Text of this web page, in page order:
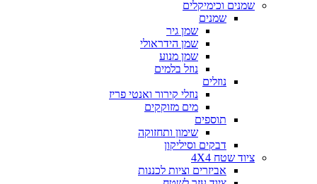
שמנים וכימיקלים
שמנים
שמן גיר
שמן הידראולי
שמן מנוע
נוזל בלמים
נוזלים
נוזלי קירור ואנטי פריז
מים מזוקקים
תוספים
שימון ותחזוקה
דבקים וסיליקון
ציוד שטח 4X4
אביזרים וציות לכננות